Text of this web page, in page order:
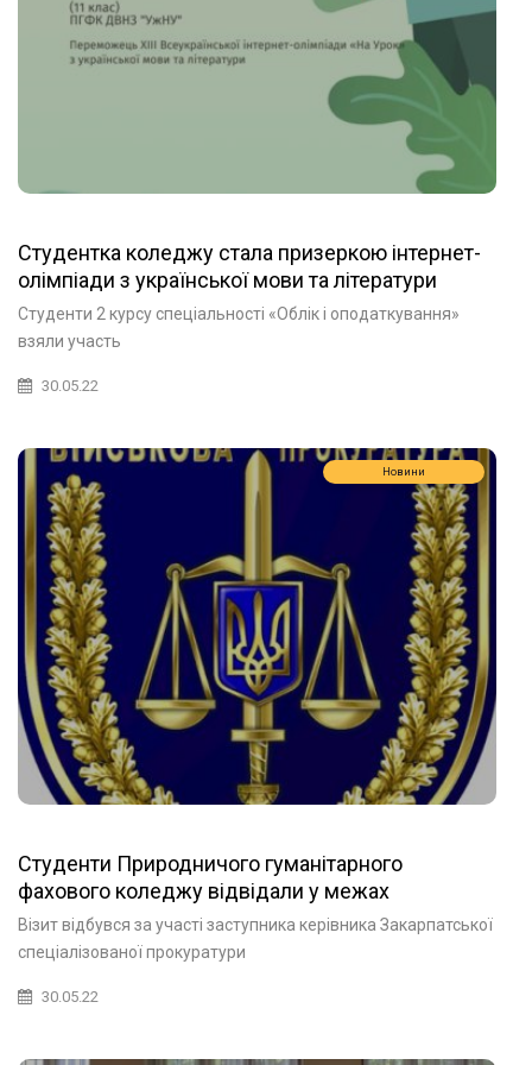
Студентка коледжу стала призеркою інтернет-
олімпіади з української мови та літератури
Студенти 2 курсу спеціальності «Облік і оподаткування»
взяли участь
30.05.22
Новини
Студенти Природничого гуманітарного
фахового коледжу відвідали у межах
ознайомчої практики Закарпатську
спеціалізовану прокуратуру у військовій та
Візит відбувся за участі заступника керівника Закарпатської
спеціалізованої прокуратури
30.05.22